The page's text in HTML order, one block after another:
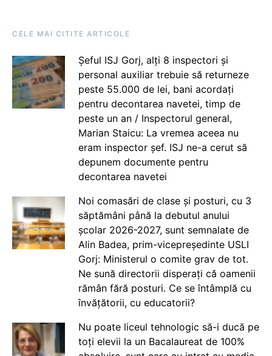
CELE MAI CITITE ARTICOLE
Șeful ISJ Gorj, alți 8 inspectori și
personal auxiliar trebuie să returneze
peste 55.000 de lei, bani acordați
pentru decontarea navetei, timp de
peste un an / Inspectorul general,
Marian Staicu: La vremea aceea nu
eram inspector șef. ISJ ne-a cerut să
depunem documente pentru
decontarea navetei
Noi comasări de clase și posturi, cu 3
săptămâni până la debutul anului
școlar 2026-2027, sunt semnalate de
Alin Badea, prim-vicepreședinte USLI
Gorj: Ministerul o comite grav de tot.
Ne sună directorii disperați că oamenii
rămân fără posturi. Ce se întâmplă cu
învățătorii, cu educatorii?
Nu poate liceul tehnologic să-i ducă pe
toți elevii la un Bacalaureat de 100%